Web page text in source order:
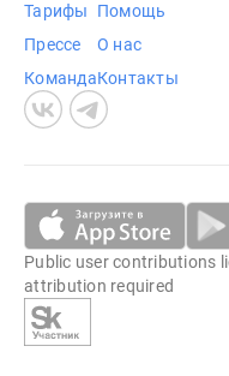
Тарифы
Прессе
Команда
Помощь
О нас
Контакты
Public user contributions
attribution required